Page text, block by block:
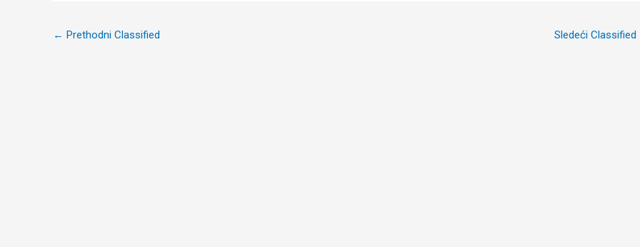
Post
← Prethodni Classified Sledeći Classified